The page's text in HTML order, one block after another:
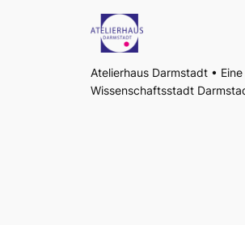
Atelierhaus Darmstadt •
Wissenschaftsstadt